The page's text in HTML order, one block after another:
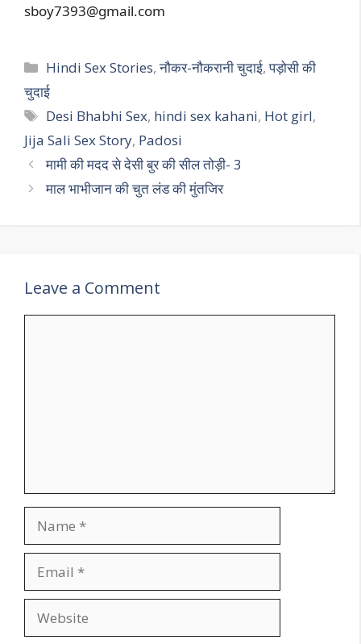
sboy7393@gmail.com
Categories
Hindi Sex Stories,नौकर-नौकरानी चुदाई,पड़ोसी की
चुदाई
Tags
Desi Bhabhi Sex, hindi sex kahani, Hot girl,
Jija Sali Sex Story, Padosi
मामी की मदद से देसी बुर की सील तोड़ी- 3
माल भाभीजान की चुत लंड की मुंतजिर
Leave a Comment